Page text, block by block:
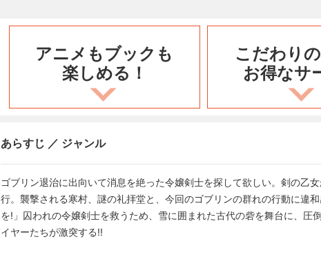
アニメもブックも
楽しめる！
こだわり
お得なサ
あらすじ ／ ジャンル
ゴブリン退治に出向いて消息を絶った令嬢剣士を探して欲しい。剣の乙
行。襲撃される寒村、謎の礼拝堂と、今回のゴブリンの群れの行動に違
を!」囚われの令嬢剣士を救うため、雪に囲まれた古代の砦を舞台に、
イヤーたちが激突する!!